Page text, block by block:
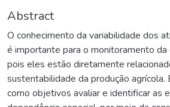
Abstract
O conhecimento da variabilidade dos
é importante para o monitoramento da
pois eles estão diretamente
sustentabilidade da produção
como objetivos avaliar e identificar as